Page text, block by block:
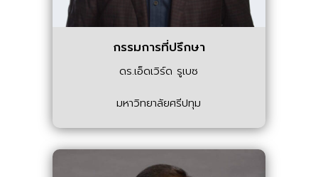
กรรมการที่ปรึกษา
ดร.เอ็ดเวิร์ด รูเบซ
มหาวิทยาลัยศรีปทุม